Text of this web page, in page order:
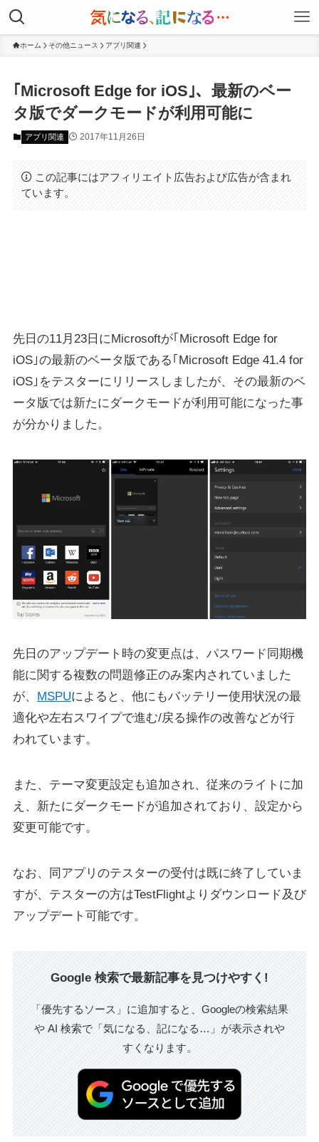
ホーム その他ニュース アプリ関連
｢Microsoft Edge for iOS｣、最新のベー
タ版でダークモードが利用可能に
アプリ関連 2017年11月26日
この記事にはアフィリエイト広告および広告が含まれ
ています。
先日の11月23日にMicrosoftが｢Microsoft Edge for
iOS｣の最新のベータ版である｢Microsoft Edge 41.4 for
iOS｣をテスターにリリースしましたが、その最新のベ
ータ版では新たにダークモードが利用可能になった事
が分かりました。
先日のアップデート時の変更点は、パスワード同期機
能に関する複数の問題修正のみ案内されていました
が、 MSPUによると、他にもバッテリー使用状況の最
適化や左右スワイプで進む/戻る操作の改善などが行
われています。
また、テーマ変更設定も追加され、従来のライトに加
え、新たにダークモードが追加されており、設定から
変更可能です。
なお、同アプリのテスターの受付は既に終了していま
すが、テスターの方はTestFlightよりダウンロード及び
アップデート可能です。
Google 検索で最新記事を見つけやすく!
「優先するソース」に追加すると、Googleの検索結果
や AI 検索で「気になる、記になる…」が表示されや
すくなります。